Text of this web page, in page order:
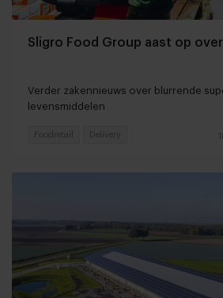
Sligro Food Group aast op
Verder zakennieuws over blurrende
levensmiddelen
Foodretail Delivery